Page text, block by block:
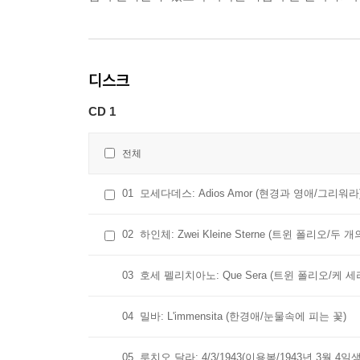
디스크
CD 1
전체
01 모세다데스: Adios Amor (현경과 영애/그리워
02 하인체: Zwei Kleine Sterne (트윈 폴리오/두 개
03 호세 펠리치아노: Que Sera (트윈 폴리오/케 세
04 밀바: L'immensita (한경애/눈물속에 피는 꽃)
05 루치오 달라: 4/3/1943(이용복/1943년 3월 4일